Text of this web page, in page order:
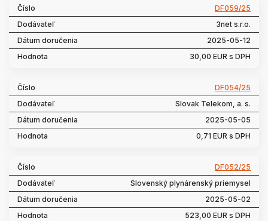
DF059/25
3net s.r.o.
2025-05-12
30,00 EUR s DPH
DF054/25
Slovak Telekom, a. s.
2025-05-05
0,71 EUR s DPH
DF052/25
Slovenský plynárenský priemysel
2025-05-02
523,00 EUR s DPH